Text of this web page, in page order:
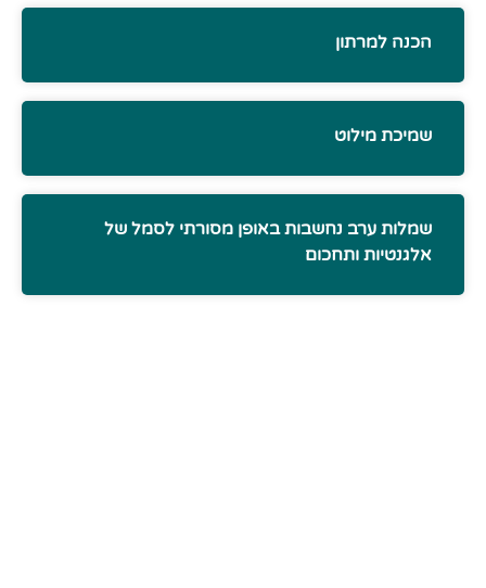
הכנה למרתון
שמיכת מילוט
שמלות ערב נחשבות באופן מסורתי לסמל של
אלגנטיות ותחכום